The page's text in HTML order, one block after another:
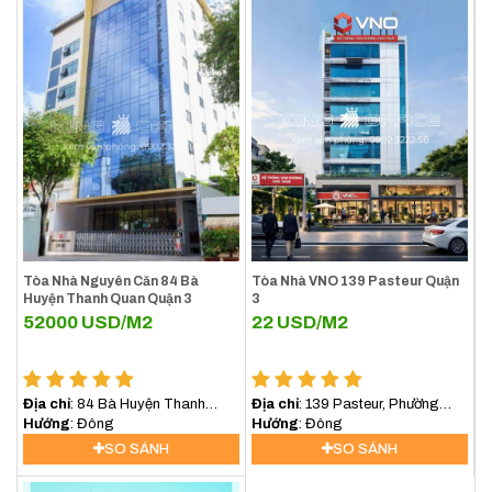
Sảnh City House Quận 3
2. Thiết kế tối ưu
Thiết kế không gian mở và hiện đại: Mỗi tầng văn
phòng được thiết kế theo phong cách hiện đại với các
không gian mở, giúp tối ưu hóa diện tích và tạo cảm giác
thoáng đãng, dễ dàng phân chia theo nhu cầu của doanh
nghiệp.
Tòa Nhà Nguyên Căn 84 Bà
Huyện Thanh Quan Quận 3
52000 USD/M2
Địa chỉ: 84 Bà Huyện Thanh
Quan, Xuân Hòa, Hồ Chí Minh,
Hướng : Đông
SO SÁNH
Tòa Nhà VNO 139 Pasteur Quận
3
22 USD/M2
Địa chỉ: 139 Pasteur, Phường
Xuân Hòa, TP.HCM
Hướng : Đông
SO SÁNH